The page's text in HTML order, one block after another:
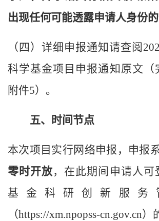
出现任何可能透露申请人身份的
（四）详细申报通知请查阅 202
科学基金项目申报通知原文（
附件5）。
五、 时间节点
本次项目实行网络申报，申报
零时开放，在此期间申请人可
基金科研创新服务
（https://xm.npopss-cn.gov.cn）